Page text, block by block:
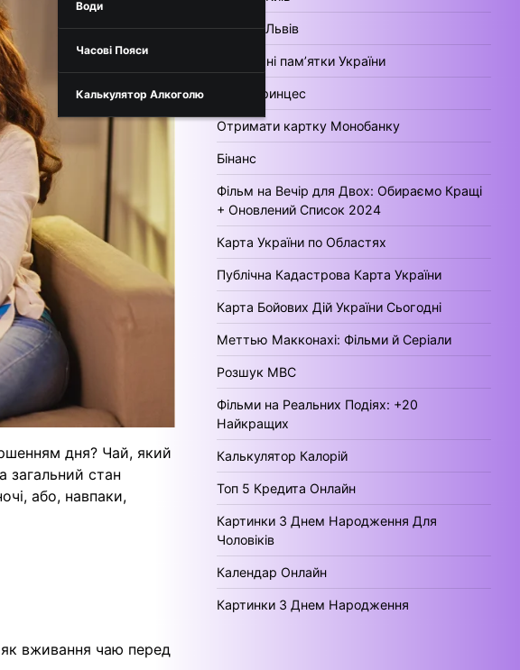
Води
Часові Пояси
Калькулятор Алкоголю
дня? Чай, який
загальний стан
або, навпаки,
як вживання чаю перед
Погода Львів
Культурні пам’ятки України
День Принцес
Отримати картку Монобанку
Бінанс
Фільм на Вечір для Двох: Обираємо Кращі
+ Оновлений Список 2024
Карта України по Областях
Публічна Кадастрова Карта України
Карта Бойових Дій України Сьогодні
Меттью Макконахі: Фільми й Серіали
Розшук МВС
Фільми на Реальних Подіях: +20
Найкращих
Калькулятор Калорій
Топ 5 Кредита Онлайн
Картинки З Днем Народження Для
Чоловіків
Календар Онлайн
Картинки З Днем Народження